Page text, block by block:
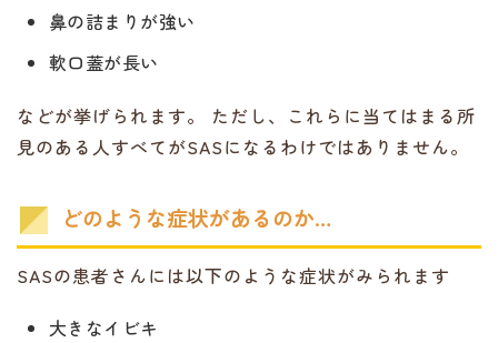
鼻の詰まりが強い
軟口蓋が長い
などが挙げられます。 ただし、これらに当てはまる所
見のある人すべてがSASになるわけではありません。
どのような症状があるのか…
SASの患者さんには以下のような症状がみられます
大きなイビキ